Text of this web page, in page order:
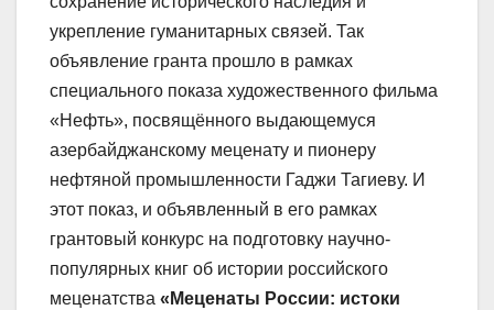
укрепление гуманитарных связей. Так
объявление гранта прошло в рамках
специального показа художественного фильма
«Нефть», посвящённого выдающемуся
азербайджанскому меценату и пионеру
нефтяной промышленности Гаджи Тагиеву. И
этот показ, и объявленный в его рамках
грантовый конкурс на подготовку научно-
популярных книг об истории российского
меценатства «Меценаты России: истоки